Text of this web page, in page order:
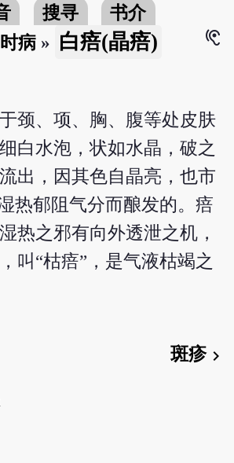
搜寻
书介
时病 » 白㾦(晶㾦)
hearing
颈、项、胸、腹等处皮肤
白水泡，状如水晶，破之
出，因其色自晶亮，也市
热郁阻气分而酿发的。㾦
热之邪有向外透泄之机，
叫“枯㾦”，是气液枯竭之
斑疹chevron_right